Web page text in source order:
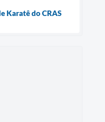
Karatê do CRAS